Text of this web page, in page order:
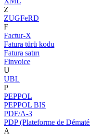
Z
ZUGFeRD
F
Factur-X
Fatura türü kodu
Fatura satırı
Finvoice
U
UBL
P
PEPPOL
PEPPOL BIS
PDF/A-3
PDP (Plateforme de
A